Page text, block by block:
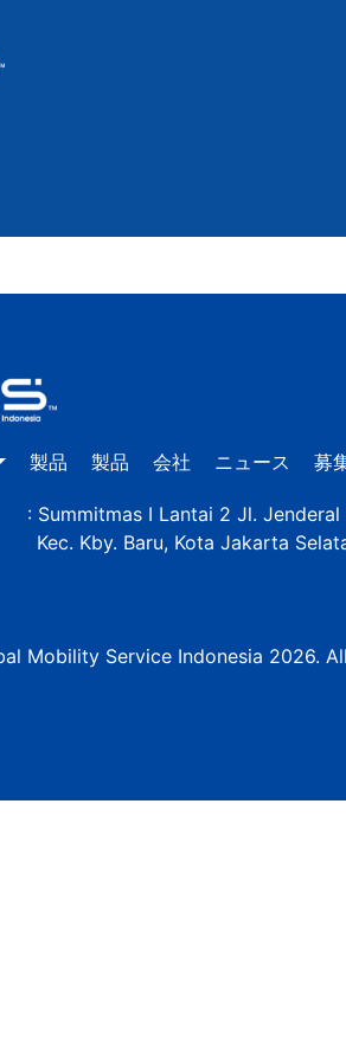
製品 製品 会社 ニュース 募
: Summitmas I Lantai 2 Jl. Jenderal
Kec. Kby. Baru, Kota Jakarta
Mobility Service Indonesia 2026.